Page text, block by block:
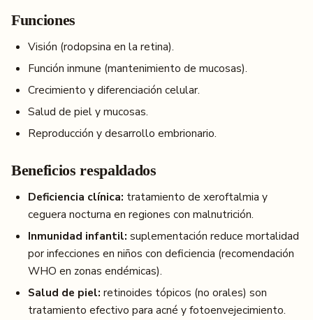
Funciones
Visión (rodopsina en la retina).
Función inmune (mantenimiento de mucosas).
Crecimiento y diferenciación celular.
Salud de piel y mucosas.
Reproducción y desarrollo embrionario.
Beneficios respaldados
Deficiencia clínica: tratamiento de xeroftalmia y
ceguera nocturna en regiones con malnutrición.
Inmunidad infantil: suplementación reduce mortalidad
por infecciones en niños con deficiencia (recomendación
WHO en zonas endémicas).
Salud de piel: retinoides tópicos (no orales) son
tratamiento efectivo para acné y fotoenvejecimiento.